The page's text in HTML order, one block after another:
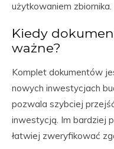
użytkowaniem zbiornika.
Kiedy
ważne?
Komplet dokumentów
nowych inwestycjach
pozwala szybciej
inwestycją. Im bardziej
łatwiej zweryfikować